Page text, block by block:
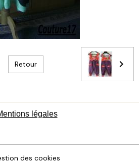
Retour
légales
des cookies